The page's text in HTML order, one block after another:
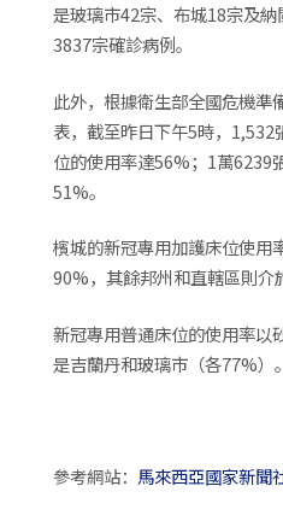
是玻璃市42宗、布城18宗及
3837宗確診病例。
此外，根據衛生部全國危機準
表，截至昨日下午5時，
位的使用率達56%；1萬6239
51%。
檳城的新冠專用加護床位使用
90%，其餘邦州和直轄區則介
新冠專用普通床位的使用率以
是吉蘭丹和玻璃市（各77%）。
參考網站： 馬來西亞國家新聞